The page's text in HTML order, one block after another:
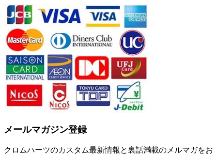
メールマガジン登録
クロムハーツのカスタム最新情報と裏話満載のメルマガをお